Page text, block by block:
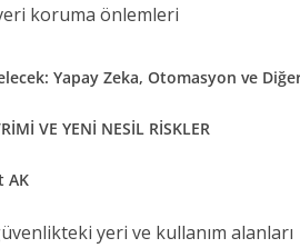
koruma önlemleri
Yapay Zeka, Otomasyon ve
VE YENİ NESİL RİSKLER
AK
yeri ve kullanım alanları